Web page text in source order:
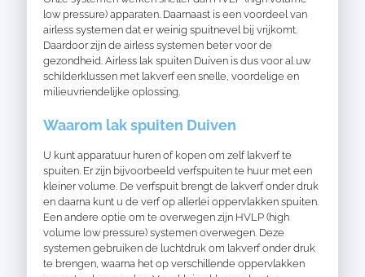
low pressure) apparaten. Daarnaast is een voordeel van
airless systemen dat er weinig spuitnevel bij vrijkomt.
Daardoor zijn de airless systemen beter voor de
gezondheid. Airless lak spuiten Duiven is dus voor al uw
schilderklussen met lakverf een snelle, voordelige en
milieuvriendelijke oplossing.
Waarom lak spuiten Duiven
U kunt apparatuur huren of kopen om zelf lakverf te
spuiten. Er zijn bijvoorbeeld verfspuiten te huur met een
kleiner volume. De verfspuit brengt de lakverf onder druk
en daarna kunt u de verf op allerlei oppervlakken spuiten.
Een andere optie om te overwegen zijn HVLP (high
volume low pressure) systemen overwegen. Deze
systemen gebruiken de luchtdruk om lakverf onder druk
te brengen, waarna het op verschillende oppervlakken